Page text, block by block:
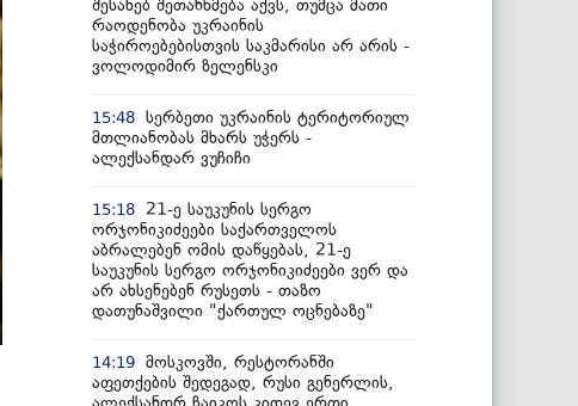
შესახებ შეთანხმება აქვს, თუმცა მათი
რაოდენობა უკრაინის
საჭიროებებისთვის საკმარისი არ არის -
ვოლოდიმირ ზელენსკი
15:48 სერბეთი უკრაინის ტერიტორიულ
მთლიანობას მხარს უჭერს -
ალექსანდარ ვუჩიჩი
15:18
21-ე საუკუნის სერგო
ორჯონიკიძეები საქართველოს
აბრალებენ ომის დაწყებას, 21-ე
საუკუნის სერგო ორჯონიკიძეები ვერ და
არ ახსენებენ რუსეთს - თაზო
დათუნაშვილი "ქართულ ოცნებაზე"
14:19 მოსკოვში, რესტორანში
აფეთქების შედეგად, რუსი გენერლის,